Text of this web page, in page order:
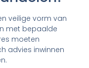
veilige vorm van
met bepaalde
moeten
advies inwinnen